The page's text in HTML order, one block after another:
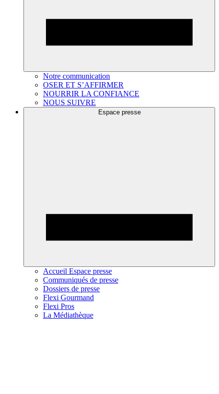
Notre communication
OSER ET S’AFFIRMER
NOURRIR LA CONFIANCE
NOUS SUIVRE
Espace presse
Accueil Espace presse
Communiqués de presse
Dossiers de presse
Flexi Gourmand
Flexi Pros
La Médiathèque